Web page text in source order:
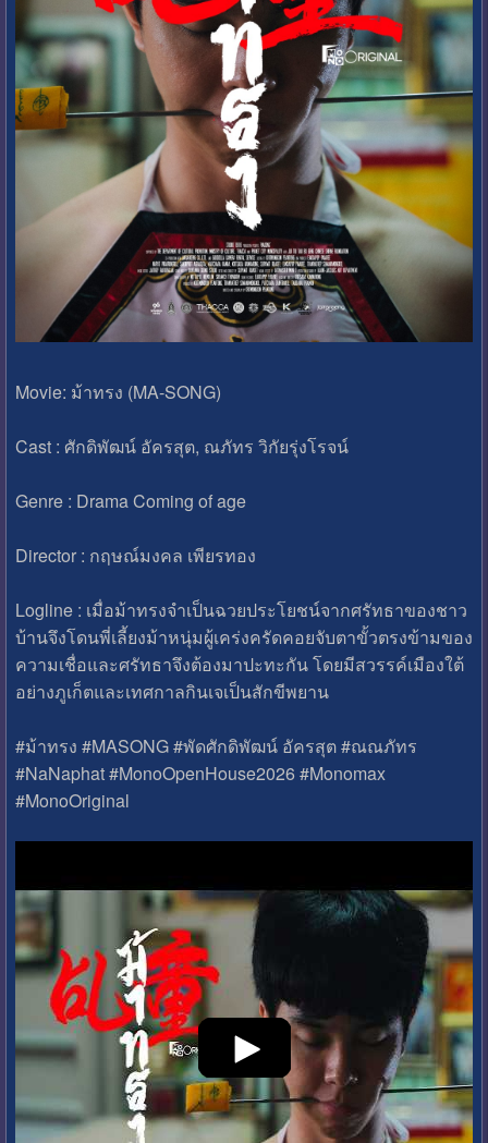
Movie: ม้าทรง (MA-SONG)
Cast : ศักดิพัฒน์ อัครสุต, ณภัทร วิกัยรุ่งโรจน์
Genre : Drama Coming of age
Director : กฤษณ์มงคล เพียรทอง
Logline : เมื่อม้าทรงจําเป็นฉวยประโยชน์จากศรัทธาของชาว
บ้านจึงโดนพี่เลี้ยงม้าหนุ่มผู้เคร่งครัดคอยจับตาขั้วตรงข้ามของ
ความเชื่อและศรัทธาจึงต้องมาปะทะกัน โดยมีสวรรค์เมืองใต้
อย่างภูเก็ตและเทศกาลกินเจเป็นสักขีพยาน
#ม้าทรง #MASONG #พัดศักดิพัฒน์ อัครสุต #ณณภัทร
#NaNaphat #MonoOpenHouse2026 #Monomax
#MonoOriginal